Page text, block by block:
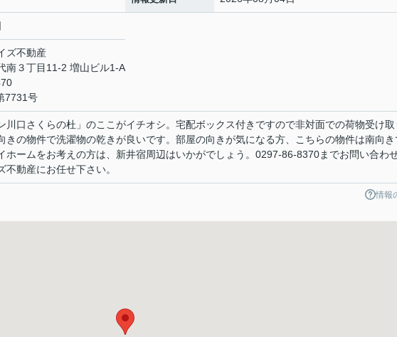
ズ不動産
南３丁目11-2 増山ビル1-A
7731号
川口さくらの杜」のここがイチオシ。宅配ボックス付きですので非対面での荷物受け取
きの物件で洗濯物の乾きが良いです。部屋の向きが気になる方、こちらの物件は南向き
ホームをお考えの方は、新井宿周辺はいかがでしょう。0297-86-8370までお問い合わ
不動産にお任せ下さい。
情報